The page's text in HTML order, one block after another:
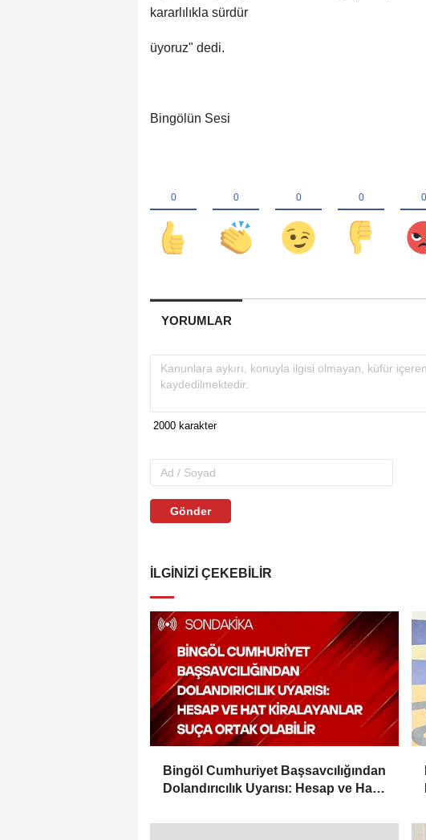
kararlılıkla sürdür
üyoruz" dedi.
Bingölün Sesi
YORUMLAR
Gönder
İLGINIZI ÇEKEBILIR
Bingöl Cumhuriyet Başsavcılığından
Dolandırıcılık Uyarısı: Hesap ve Hat